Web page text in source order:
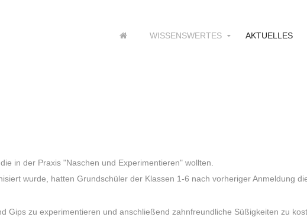
WISSENSWERTES AKTUELLES
in der Praxis "Naschen und Experimentieren" wollten.
wurde, hatten Grundschüler der Klassen 1-6 nach vorheriger Anmeldung
zu experimentieren und anschließend zahnfreundliche Süßigkeiten zu